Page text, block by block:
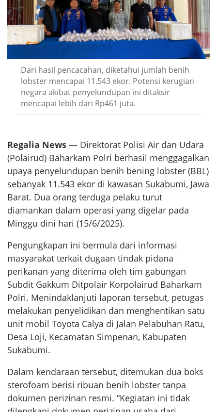
Dari hasil pencacahan, diketahui jumlah benih
lobster mencapai 11.543 ekor. Potensi kerugian
negara akibat penyelundupan ini ditaksir
mencapai lebih dari Rp461 juta.
Regalia News — Direktorat Polisi Air dan Udara
(Polairud) Baharkam Polri berhasil menggagalkan
upaya penyelundupan benih bening lobster (BBL)
sebanyak 11.543 ekor di kawasan Sukabumi, Jawa
Barat. Dua orang terduga pelaku turut
diamankan dalam operasi yang digelar pada
Minggu dini hari (15/6/2025).
Pengungkapan ini bermula dari informasi
masyarakat terkait dugaan tindak pidana
perikanan yang diterima oleh tim gabungan
Subdit Gakkum Ditpolair Korpolairud Baharkam
Polri. Menindaklanjuti laporan tersebut, petugas
melakukan penyelidikan dan menghentikan satu
unit mobil Toyota Calya di Jalan Pelabuhan Ratu,
Desa Loji, Kecamatan Simpenan, Kabupaten
Sukabumi.
Dalam kendaraan tersebut, ditemukan dua boks
sterofoam berisi ribuan benih lobster tanpa
dokumen perizinan resmi. “Kegiatan ini tidak